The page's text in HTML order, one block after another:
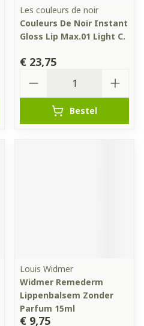
Les couleurs de noir
Couleurs De Noir Instant
Gloss Lip Max.01 Light C.
€ 23,75
Bestel
Louis Widmer
Widmer Remederm
Lippenbalsem Zonder
Parfum 15ml
€ 9,75